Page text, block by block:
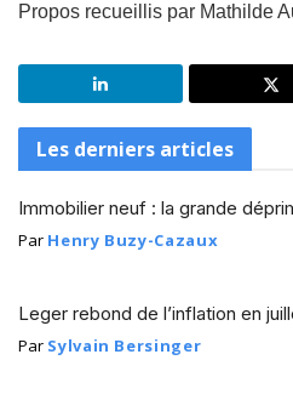
Propos recueillis par Mathilde
Les derniers articles
Immobilier neuf : la grande
Par Henry Buzy-Cazaux
Leger rebond de l’inflation en
Par Sylvain Bersinger